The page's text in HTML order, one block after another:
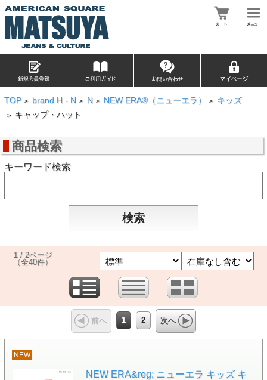
TOP > brand H - N > N > NEW ERA®（ニューエラ） > キッズ
> キャップ・ハット
商品検索
キーワード検索
1 / 2ページ
（全40件）
前へ 1 2 次へ
NEW
NEW ERA&reg; ニューエラ キッズ キ